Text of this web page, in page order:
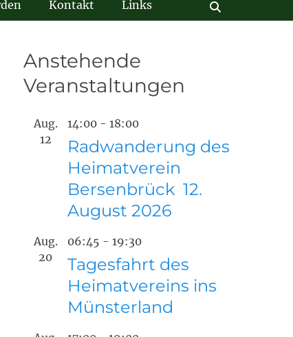
Kontakt Links
Anstehende
Veranstaltungen
Aug.
12
14:00 - 18:00
Radwanderung des
Heimatverein
Bersenbrück 12.
August 2026
Aug.
20
06:45 - 19:30
Tagesfahrt des
Heimatvereins ins
Münsterland